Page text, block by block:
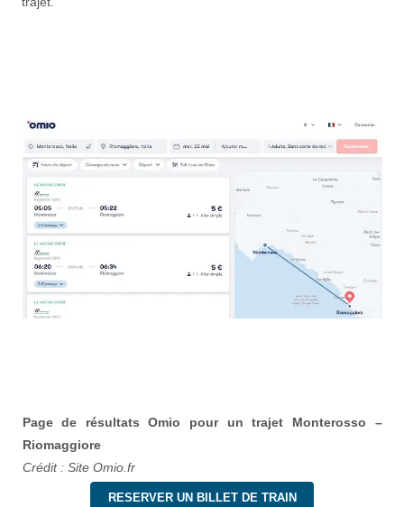
Page de résultats Omio pour un trajet Monterosso –
Riomaggiore
Crédit : Site Omio.fr
RESERVER UN BILLET DE TRAIN